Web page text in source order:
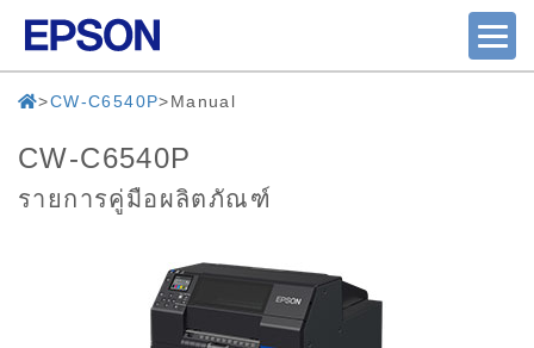
CW-C6540P Manual
CW-C6540P
รายการคู่มือผลิตภัณฑ์